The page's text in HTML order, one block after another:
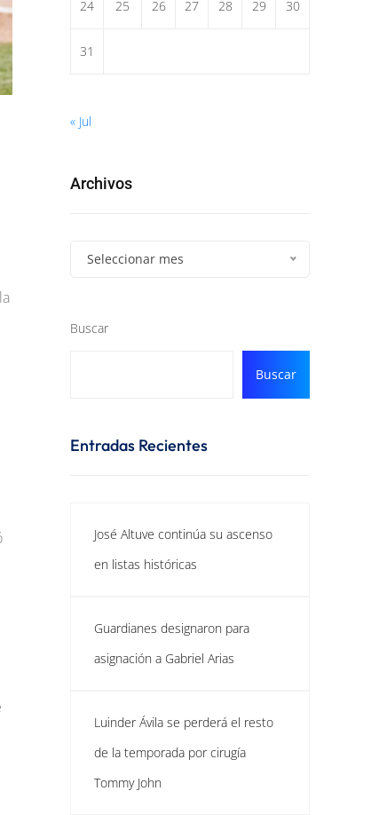
24 25 26 27 28 29 30
31
« Jul
Archivos
Seleccionar mes
Buscar
Buscar
Entradas Recientes
José Altuve continúa su ascenso
en listas históricas
Guardianes designaron para
asignación a Gabriel Arias
Luinder Ávila se perderá el resto
de la temporada por cirugía
Tommy John